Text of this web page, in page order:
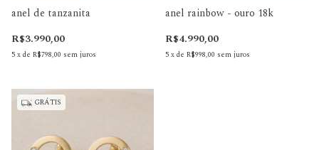
anel de tanzanita
R$3.990,00
5xde R$798,00 sem juros
anel rainbow - ouro 18k
R$4.990,00
5xde R$998,00 sem juros
GRÁTIS